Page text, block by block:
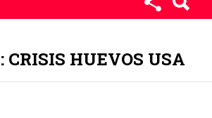
CRISIS HUEVOS USA